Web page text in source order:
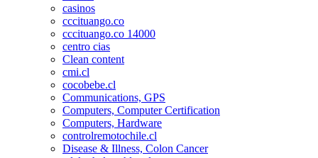
casinos
cccituango.co
cccituango.co 14000
centro cias
Clean content
cmi.cl
cocobebe.cl
Communications, GPS
Computers, Computer Certification
Computers, Hardware
controlremotochile.cl
Disease & Illness, Colon Cancer